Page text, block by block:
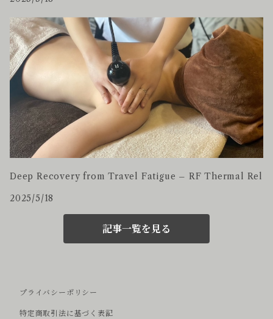
Deep Recovery from Travel Fatigue – RF Thermal Rel
2025/5/18
記事一覧を見る
プライバシーポリシー
特定商取引法に基づく表記